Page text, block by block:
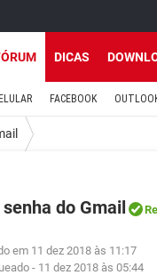
DICAS
FACEBOOK
do Gmail
em 11 dez 2018 às 11:17
- 11 dez 2018 às 05:44